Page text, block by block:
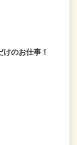
のお仕事！